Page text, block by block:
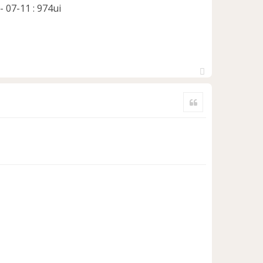
07-11 : 974ui